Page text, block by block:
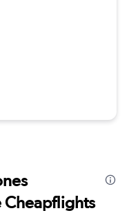
Cheapflights